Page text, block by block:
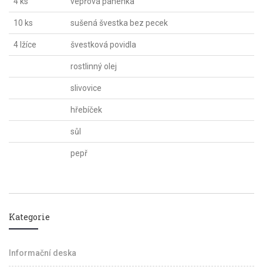
10 ks sušená švestka bez pecek
4 lžíce švestková povidla
rostlinný olej
slivovice
hřebíček
sůl
pepř
Kategorie
Informační deska